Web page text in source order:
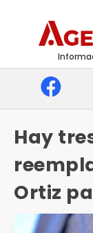
Hay
Ortiz